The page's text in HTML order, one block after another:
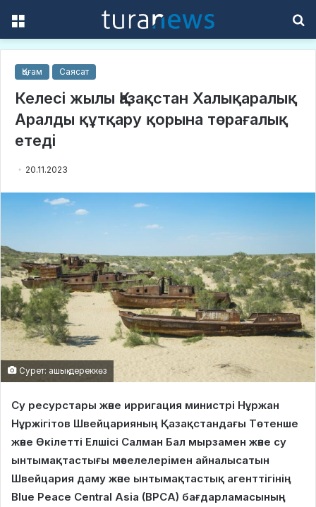
Қоғам Саясат
Келесі жылы Қазақстан Халықаралық
Аралды құтқару қорына төрағалық
етеді
20.11.2023
Сурет: ашық дереккөз
Су ресурстары және ирригация министрі Нұржан
Нұржігітов Швейцарияның Қазақстандағы Төтенше
және Өкілетті Елшісі Салман Бал мырзамен және су
ынтымақтастығы мәселелерімен айналысатын
Швейцария даму және ынтымақтастық агенттігінің
Blue Peace Central Asia (BPCA) бағдарламасының